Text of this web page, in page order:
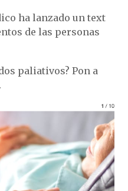
ha lanzado un text
de las personas
paliativos? Pon a